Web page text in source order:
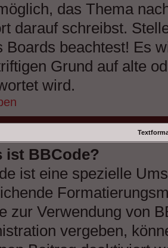
das Thema
darauf schreibst.
Boards beachtest! Es
Grund auf alte
wird.
ist BBCode?
ist eine spezielle
zur Verwendung von
vergeben,